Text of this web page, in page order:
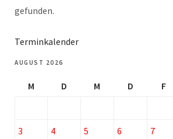
gefunden.
Terminkalender
AUGUST 2026
M D M D F
3
4 5 6 7